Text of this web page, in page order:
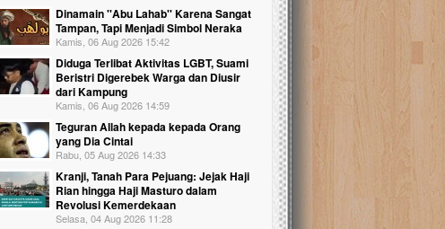
Dinamain ''Abu Lahab'' Karena Sangat
Tampan, Tapi Menjadi Simbol Neraka
Kamis, 06 Aug 2026 15:42
Diduga Terlibat Aktivitas LGBT, Suami
Beristri Digerebek Warga dan Diusir
dari Kampung
Kamis, 06 Aug 2026 14:59
Teguran Allah kepada kepada Orang
yang Dia Cintai
Rabu, 05 Aug 2026 14:33
Kranji, Tanah Para Pejuang: Jejak Haji
Rian hingga Haji Masturo dalam
Revolusi Kemerdekaan
Selasa, 04 Aug 2026 11:28